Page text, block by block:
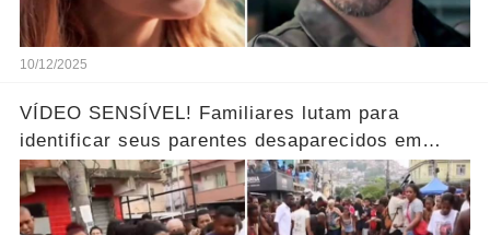
10/12/2025
VÍDEO SENSÍVEL! Familiares lutam para
identificar seus parentes desaparecidos em
meio aos corpos ao horror… Ver mais!